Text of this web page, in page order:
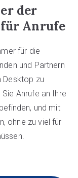
der
für Anrufe
für die
und Partnern
Desktop zu
Anrufe an Ihre
und mit
ohne zu viel für